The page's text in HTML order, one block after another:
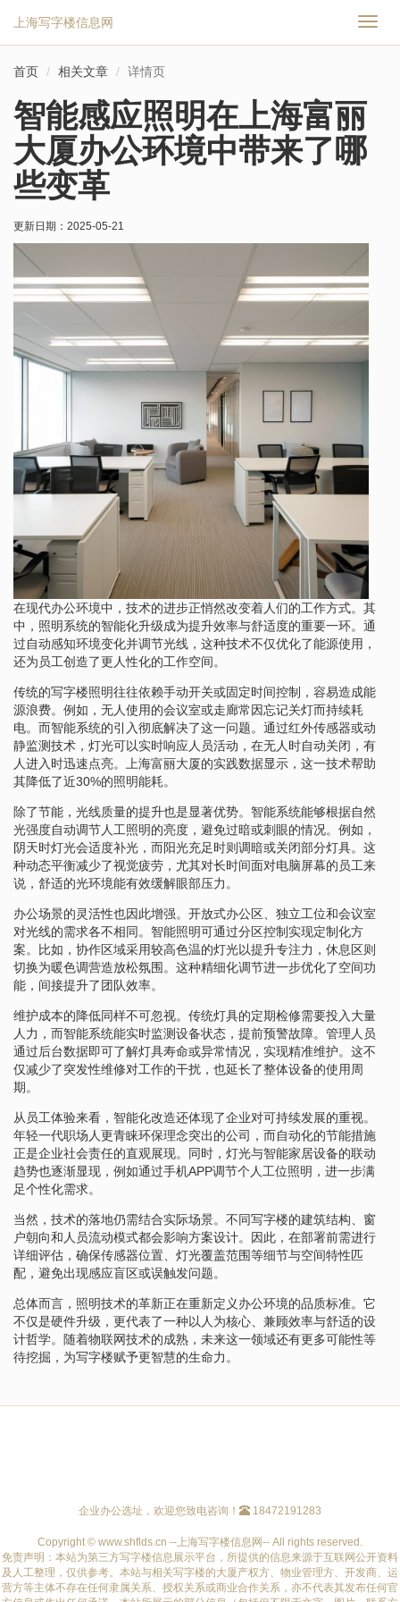
切
上海写字楼信息网
首页 相关文章 详情页
智能感应照明在上海富丽
大厦办公环境中带来了哪
些变革
更新日期： 2025-05-21
在现代办公环境中，技术的进步正悄然改变着人们的工作方式。其
中，照明系统的智能化升级成为提升效率与舒适度的重要一环。通
过自动感知环境变化并调节光线，这种技术不仅优化了能源使用，
还为员工创造了更人性化的工作空间。
传统的写字楼照明往往依赖手动开关或固定时间控制，容易造成能
源浪费。例如，无人使用的会议室或走廊常因忘记关灯而持续耗
电。而智能系统的引入彻底解决了这一问题。通过红外传感器或动
静监测技术，灯光可以实时响应人员活动，在无人时自动关闭，有
人进入时迅速点亮。上海富丽大厦的实践数据显示，这一技术帮助
其降低了近30%的照明能耗。
除了节能，光线质量的提升也是显著优势。智能系统能够根据自然
光强度自动调节人工照明的亮度，避免过暗或刺眼的情况。例如，
阴天时灯光会适度补光，而阳光充足时则调暗或关闭部分灯具。这
种动态平衡减少了视觉疲劳，尤其对长时间面对电脑屏幕的员工来
说，舒适的光环境能有效缓解眼部压力。
办公场景的灵活性也因此增强。开放式办公区、独立工位和会议室
对光线的需求各不相同。智能照明可通过分区控制实现定制化方
案。比如，协作区域采用较高色温的灯光以提升专注力，休息区则
切换为暖色调营造放松氛围。这种精细化调节进一步优化了空间功
能，间接提升了团队效率。
维护成本的降低同样不可忽视。传统灯具的定期检修需要投入大量
人力，而智能系统能实时监测设备状态，提前预警故障。管理人员
通过后台数据即可了解灯具寿命或异常情况，实现精准维护。这不
仅减少了突发性维修对工作的干扰，也延长了整体设备的使用周
期。
从员工体验来看，智能化改造还体现了企业对可持续发展的重视。
年轻一代职场人更青睐环保理念突出的公司，而自动化的节能措施
正是企业社会责任的直观展现。同时，灯光与智能家居设备的联动
趋势也逐渐显现，例如通过手机APP调节个人工位照明，进一步满
足个性化需求。
当然，技术的落地仍需结合实际场景。不同写字楼的建筑结构、窗
户朝向和人员流动模式都会影响方案设计。因此，在部署前需进行
详细评估，确保传感器位置、灯光覆盖范围等细节与空间特性匹
配，避免出现感应盲区或误触发问题。
总体而言，照明技术的革新正在重新定义办公环境的品质标准。它
不仅是硬件升级，更代表了一种以人为核心、兼顾效率与舒适的设
计哲学。随着物联网技术的成熟，未来这一领域还有更多可能性等
待挖掘，为写字楼赋予更智慧的生命力。
企业办公选址，欢迎您致电咨询！ 18472191283
Copyright © www.shflds.cn --上海写字楼信息网-- All rights reserved.
免责声明：本站为第三方写字楼信息展示平台，所提供的信息来源于互联网公开资料
及人工整理，仅供参考。本站与相关写字楼的大厦产权方、物业管理方、开发商、运
营方等主体不存在任何隶属关系、授权关系或商业合作关系，亦不代表其发布任何官